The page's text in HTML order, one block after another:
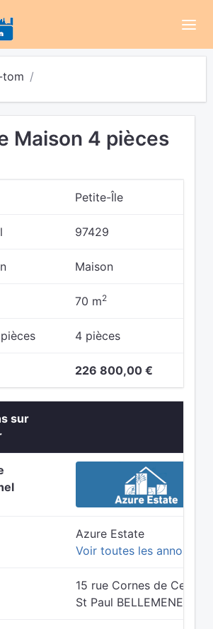
tom
Maison 4 pièces
Petite-Île
97429
Maison
70 m2
4 pièces
226 800,00 €
sur
Azure Estate
Voir toutes les annonces
15 rue Cornes de Cerf
St Paul BELLEMENE